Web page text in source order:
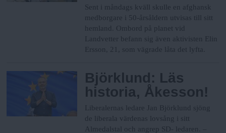
Sent i måndags kväll skulle en afghansk
medborgare i 50-årsåldern utvisas till sitt
hemland. Ombord på planet vid
Landvetter befann sig även aktivisten Elin
Ersson, 21, som vägrade låta det lyfta.
Björklund: Läs
historia, Åkesson!
Liberalernas ledare Jan Björklund sjöng
de liberala värdenas lovsång i sitt
Almedalstal och angrep SD- ledaren.